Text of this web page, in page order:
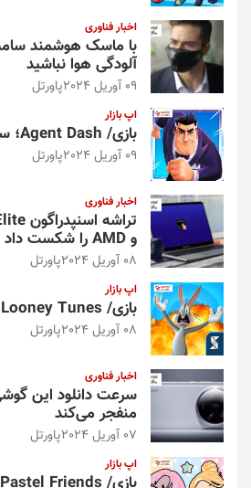
اخبار فناوری
با ماسک هوشمند
آلودگی هوا نباشید
09 آوریل 2024 پاورتل
اپ بازار
بازی/ Agent Dash؛ سکه‌ها را جمع کنید
09 آوریل 2024 پاورتل
اخبار فناوری
و AMD را شکست داد
08 آوریل 2024 پاورتل
اپ بازار
بازی/ Looney Tunes؛ شهری بزرگ بسازید
08 آوریل 2024 پاورتل
اخبار فناوری
سرعت دانلود این
منفجر می‌کند
07 آوریل 2024 پاورتل
اپ بازار